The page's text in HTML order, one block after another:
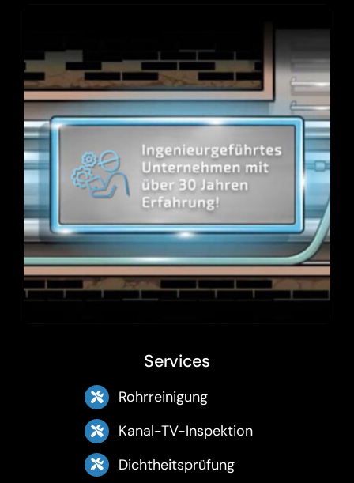
Services
Rohrreinigung
Kanal-TV-Inspektion
Dichtheitsprüfung